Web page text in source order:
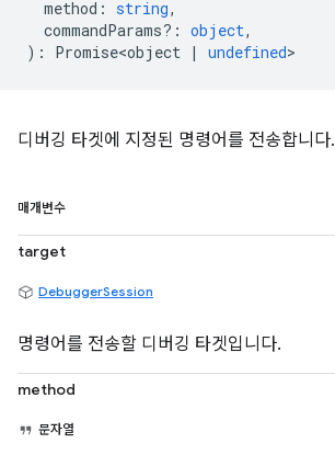
method : string,
commandParams? : object,
) : Promise<object | undefined>
디버깅 타겟에 지정된 명령어를 전송합니다.
매개변수
target
DebuggerSession
명령어를 전송할 디버깅 타겟입니다.
method
문자열